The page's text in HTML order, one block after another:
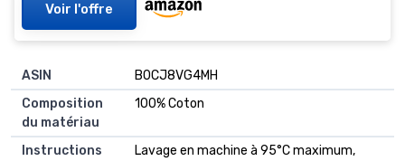
Voir l'offre
ASIN
B0CJ8VG4MH
Composition
du matériau
100% Coton
Instructions
Lavage en machine à 95°C maximum,